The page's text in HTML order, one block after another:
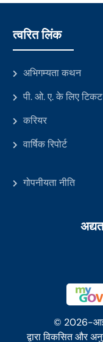
योजना (ए. सी. बी. पी. 2.0)
त्वरित लिंक
अभिगम्यता कथन
पी. ओ. ए. के लिए
करियर
वार्षिक रिपोर्ट
गोपनीयता नीति
© 2026-
द्वारा विकसित और